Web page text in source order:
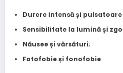
Durere intensă și pulsatoare
Sensibilitate la lumină și
Năusee și vărsături;
Fotofobie și fonofobie.